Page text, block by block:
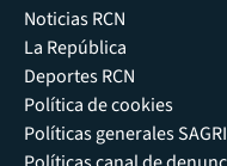
Noticias RCN
La República
Deportes RCN
Política de cookies
Políticas generales